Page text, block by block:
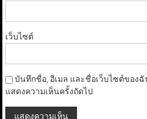
เว็บไซต์
บันทึกชื่อ, อีเมล และชื่อเว็บไซต์ของ
แสดงความเห็นครั้งถัดไป